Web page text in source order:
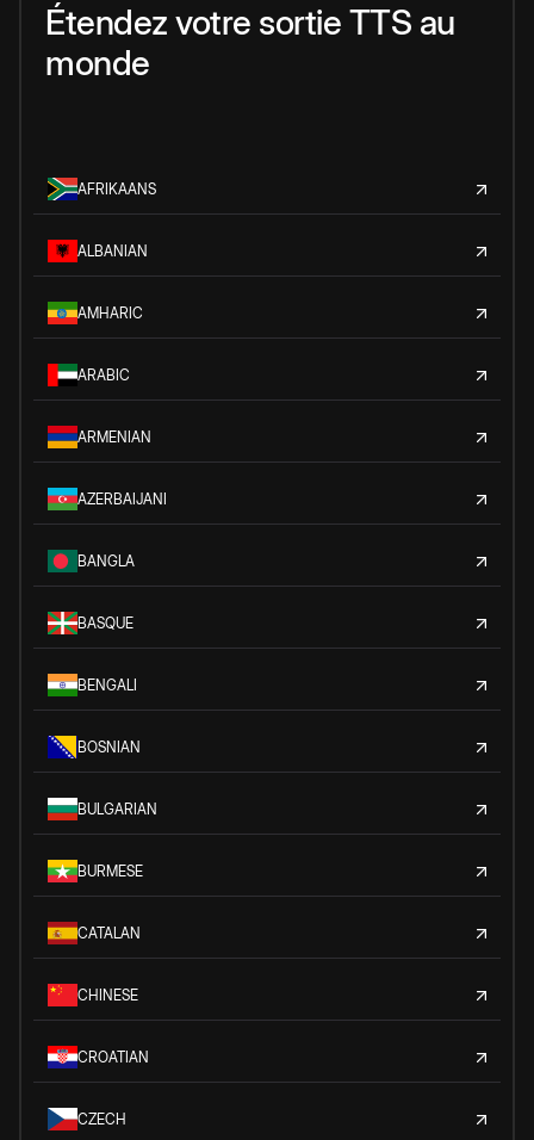
Étendez votre sortie TTS au
monde
AFRIKAANS
ALBANIAN
AMHARIC
ARABIC
ARMENIAN
AZERBAIJANI
BANGLA
BASQUE
BENGALI
BOSNIAN
BULGARIAN
BURMESE
CATALAN
CHINESE
CROATIAN
CZECH